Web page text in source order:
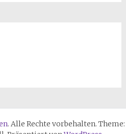
. Alle Rechte vorbehalten. Theme: